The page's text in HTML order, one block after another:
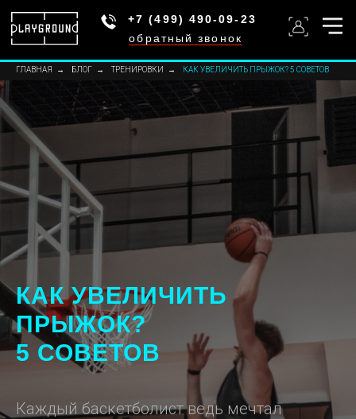
+7 (499) 490-09-23
обратный звонок
ГЛАВНАЯ → БЛОГ → ТРЕНИРОВКИ → КАК УВЕЛИЧИТЬ ПРЫЖОК? 5 СОВЕТОВ
КАК УВЕЛИЧИТЬ
ПРЫЖОК?
5 СОВЕТОВ
Каждый баскетболист ведь мечтал